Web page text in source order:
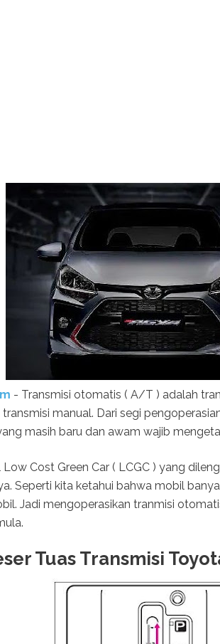
- Transmisi otomatis ( A/T ) adalah
manual. Dari segi
masih baru dan awam wajib
Cost Green Car ( LCGC ) yang
Seperti kita ketahui bahwa mobil
Jadi mengoperasikan tranmisi
Tuas Transmisi